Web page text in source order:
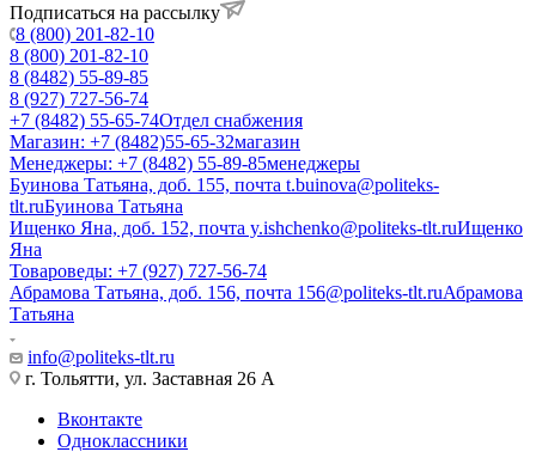
Подписаться на рассылку
8 (800) 201-82-10
8 (800) 201-82-10
8 (8482) 55-89-85
8 (927) 727-56-74
+7 (8482) 55-65-74Отдел снабжения
Магазин: +7 (8482)55-65-32магазин
Менеджеры: +7 (8482) 55-89-85менеджеры
Буинова Татьяна, доб. 155, почта t.buinova@politeks-
tlt.ruБуинова Татьяна
Ищенко Яна, доб. 152, почта y.ishchenko@politeks-tlt.ruИщенко
Яна
Товароведы: +7 (927) 727-56-74
Абрамова Татьяна, доб. 156, почта 156@politeks-tlt.ruАбрамова
Татьяна
info@politeks-tlt.ru
г. Тольятти, ул. Заставная 26 А
Вконтакте
Одноклассники